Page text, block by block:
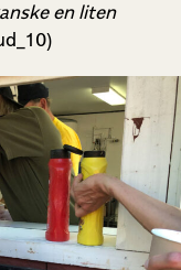
en liten